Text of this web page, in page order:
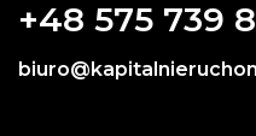
+48 575 739